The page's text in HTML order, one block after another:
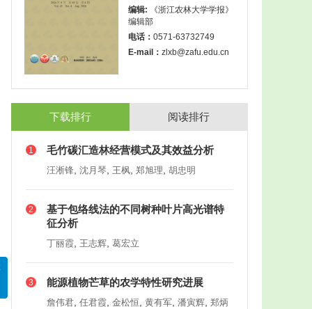
编辑:
《浙江农林大学学报》
编辑部
电话： 0571-63732749
E-mail： zlxb@zafu.edu.cn
下载排行 阅读排行
1 毛竹碳汇造林经营模式及其效益分析
汪淅锋, 沈月琴, 王枫, 郑旭理, 胡忠明
2
基于包络线法的不同树种叶片高光谱特
征分析
丁丽霞, 王志辉, 葛宏立
3 能源植物芒草的农学特性研究进展
詹伟君, 任君霞, 金松恒, 黄有军, 潘寅辉, 郑炳